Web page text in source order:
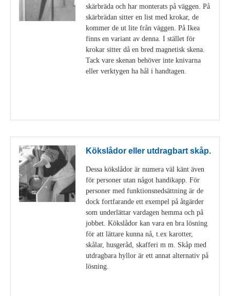
skärbräda och har monterats på väggen. På
skärbrädan sitter en list med krokar, de
kommer de ut lite från väggen. På Ikea
finns en variant av denna. I stället för
krokar sitter då en bred magnetisk skena.
Tack vare skenan behöver inte knivarna
eller verktygen ha hål i handtagen.
Kökslådor eller utdragbart skåp.
Dessa kökslådor är numera väl känt även
för personer utan något handikapp. För
personer med funktionsnedsättning är de
dock fortfarande ett exempel på åtgärder
som underlättar vardagen hemma och på
jobbet. Kökslådor kan vara en bra lösning
för att lättare kunna nå, t.ex karotter,
skålar, husgeråd, skafferi m m. Skåp med
utdragbara hyllor är ett annat alternativ på
lösning.